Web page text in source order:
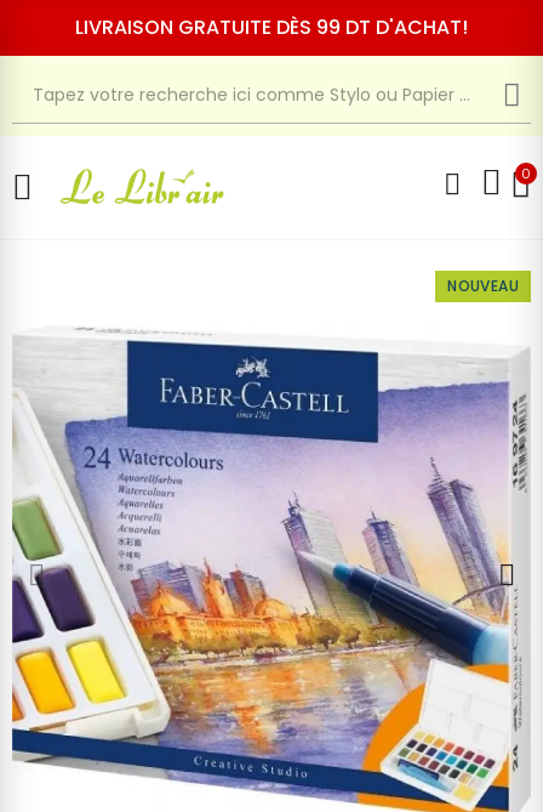
LIVRAISON GRATUITE DÈS 99 DT D'ACHAT!
0
NOUVEAU